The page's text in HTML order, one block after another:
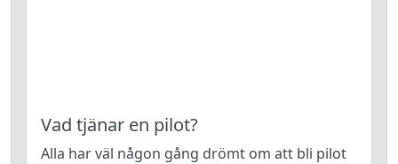
Vad tjänar en pilot?
Alla har väl någon gång drömt om att bli pilot